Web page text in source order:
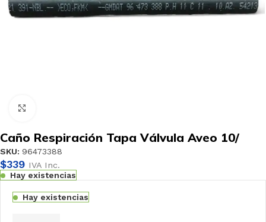
Caño Respiración Tapa Válvula Aveo 10/
SKU: 96473388
$339 IVA Inc.
Hay existencias
Hay existencias